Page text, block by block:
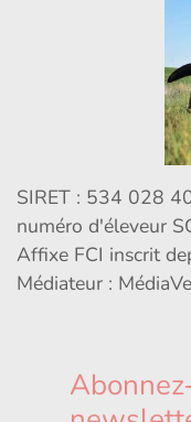
SIRET : 534 028
numéro d'éleveur
Affixe FCI inscrit
Médiateur :